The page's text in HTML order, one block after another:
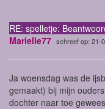
RE: spelletje:
Marielle77 schreef op: 21-
Ja woensdag was de
gemaakt) bij mijn
dochter naar toe